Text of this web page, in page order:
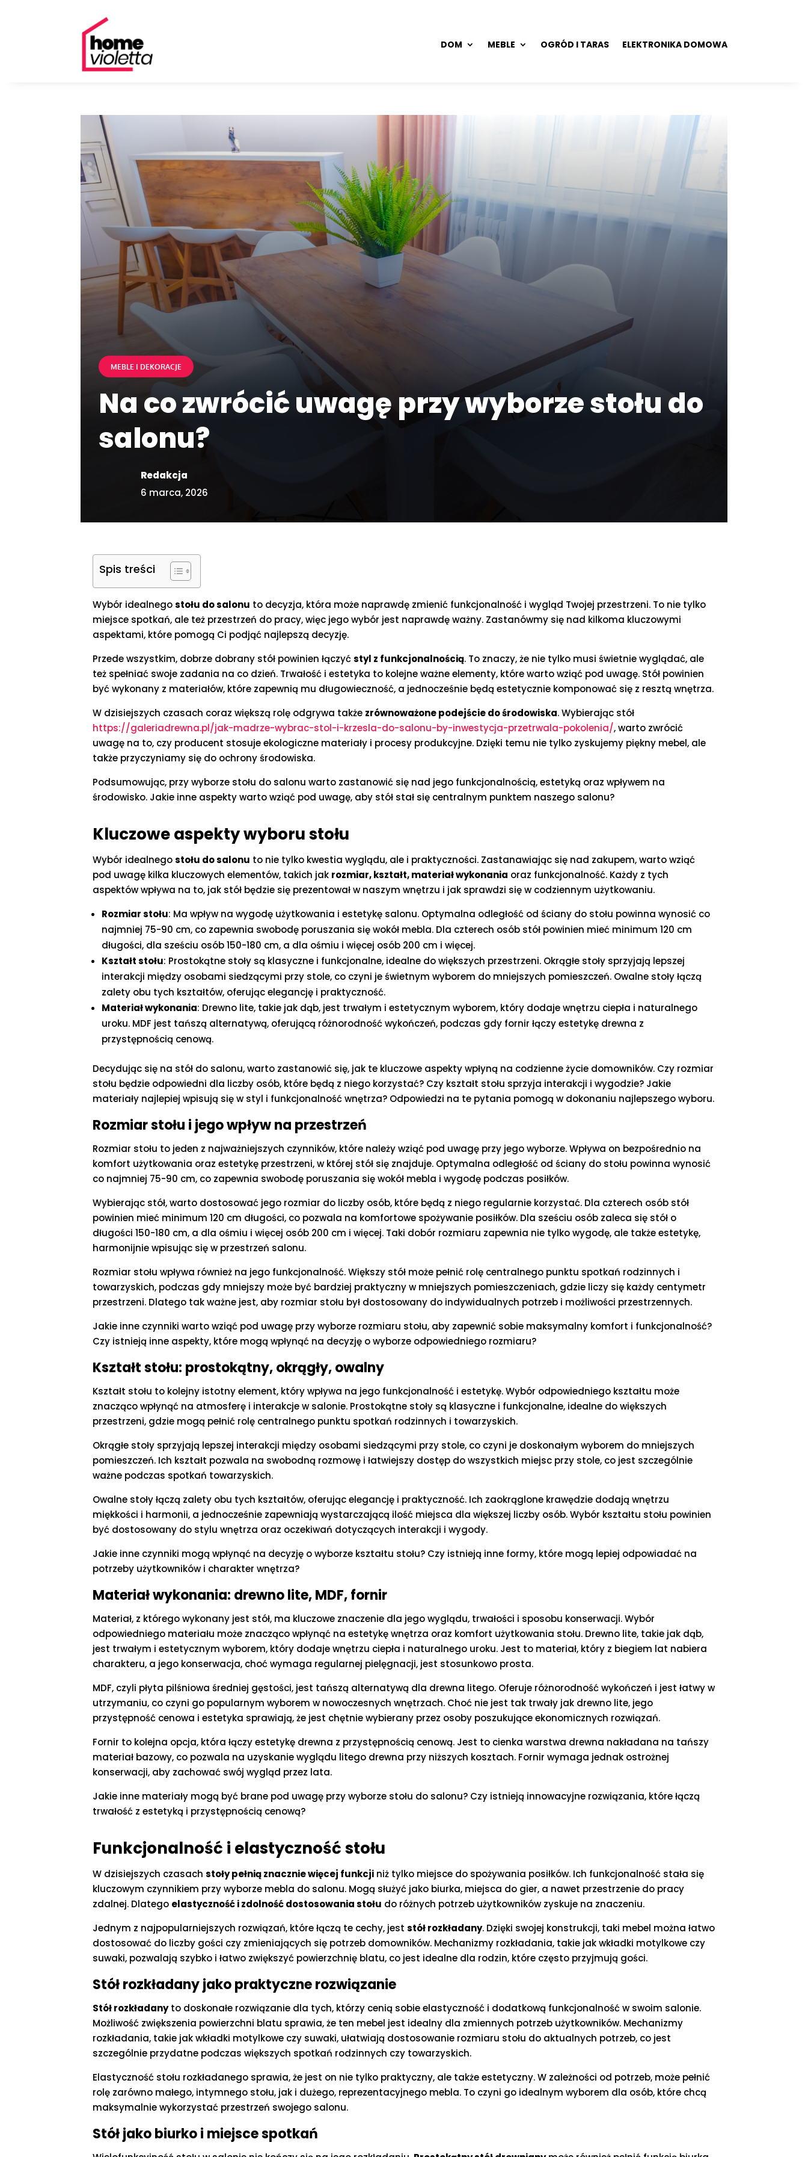
DOM MEBLE OGRÓD I TARAS ELEKTRONIKA DOMOWA
MEBLE I DEKORACJE
Na co zwrócić uwagę przy wyborze stołu do
salonu?
Redakcja
6 marca, 2026
Spis treści
Wybór idealnegostołu do salonu to decyzja, która może naprawdę zmienić funkcjonalność i wygląd Twojej przestrzeni. To nie tylko
miejsce spotkań, ale też przestrzeń do pracy, więc jego wybór jest naprawdę ważny. Zastanówmy się nad kilkoma kluczowymi
aspektami, które pomogą Ci podjąć najlepszą decyzję.
Przede wszystkim, dobrze dobrany stół powinien łączyćstyl z funkcjonalnością. To znaczy, że nie tylko musi świetnie wyglądać, ale
też spełniać swoje zadania na co dzień. Trwałość i estetyka to kolejne ważne elementy, które warto wziąć pod uwagę. Stół powinien
być wykonany z materiałów, które zapewnią mu długowieczność, a jednocześnie będą estetycznie komponować się z resztą wnętrza.
W dzisiejszych czasach coraz większą rolę odgrywa także zrównoważone podejście do środowiska. Wybierając stół
https://galeriadrewna.pl/jak-madrze-wybrac-stol-i-krzesla-do-salonu-by-inwestycja-przetrwala-pokolenia/, warto zwrócić
uwagę na to, czy producent stosuje ekologiczne materiały i procesy produkcyjne. Dzięki temu nie tylko zyskujemy piękny mebel, ale
także przyczyniamy się do ochrony środowiska.
Podsumowując, przy wyborze stołu do salonu warto zastanowić się nad jego funkcjonalnością, estetyką oraz wpływem na
środowisko. Jakie inne aspekty warto wziąć pod uwagę, aby stół stał się centralnym punktem naszego salonu?
Kluczowe aspekty wyboru stołu
Wybór idealnegostołu do salonu to nie tylko kwestia wyglądu, ale i praktyczności. Zastanawiając się nad zakupem, warto wziąć
pod uwagę kilka kluczowych elementów, takich jak rozmiar, kształt, materiał wykonania oraz funkcjonalność. Każdy z tych
aspektów wpływa na to, jak stół będzie się prezentował w naszym wnętrzu i jak sprawdzi się w codziennym użytkowaniu.
Rozmiar stołu: Ma wpływ na wygodę użytkowania i estetykę salonu. Optymalna odległość od ściany do stołu powinna wynosić co
najmniej 75-90 cm, co zapewnia swobodę poruszania się wokół mebla. Dla czterech osób stół powinien mieć minimum 120 cm
długości, dla sześciu osób 150-180 cm, a dla ośmiu i więcej osób 200 cm i więcej.
Kształt stołu: Prostokątne stoły są klasyczne i funkcjonalne, idealne do większych przestrzeni. Okrągłe stoły sprzyjają lepszej
interakcji między osobami siedzącymi przy stole, co czyni je świetnym wyborem do mniejszych pomieszczeń. Owalne stoły łączą
zalety obu tych kształtów, oferując elegancję i praktyczność.
Materiał wykonania: Drewno lite, takie jak dąb, jest trwałym i estetycznym wyborem, który dodaje wnętrzu ciepła i naturalnego
uroku. MDF jest tańszą alternatywą, oferującą różnorodność wykończeń, podczas gdy fornir łączy estetykę drewna z
przystępnością cenową.
Decydując się na stół do salonu, warto zastanowić się, jak te kluczowe aspekty wpłyną na codzienne życie domowników. Czy rozmiar
stołu będzie odpowiedni dla liczby osób, które będą z niego korzystać? Czy kształt stołu sprzyja interakcji i wygodzie? Jakie
materiały najlepiej wpisują się w styl i funkcjonalność wnętrza? Odpowiedzi na te pytania pomogą w dokonaniu najlepszego wyboru.
Rozmiar stołu i jego wpływ na przestrzeń
Rozmiar stołu to jeden z najważniejszych czynników, które należy wziąć pod uwagę przy jego wyborze. Wpływa on bezpośrednio na
komfort użytkowania oraz estetykę przestrzeni, w której stół się znajduje. Optymalna odległość od ściany do stołu powinna wynosić
co najmniej 75-90 cm, co zapewnia swobodę poruszania się wokół mebla i wygodę podczas posiłków.
Wybierając stół, warto dostosować jego rozmiar do liczby osób, które będą z niego regularnie korzystać. Dla czterech osób stół
powinien mieć minimum 120 cm długości, co pozwala na komfortowe spożywanie posiłków. Dla sześciu osób zaleca się stół o
długości 150-180 cm, a dla ośmiu i więcej osób 200 cm i więcej. Taki dobór rozmiaru zapewnia nie tylko wygodę, ale także estetykę,
harmonijnie wpisując się w przestrzeń salonu.
Rozmiar stołu wpływa również na jego funkcjonalność. Większy stół może pełnić rolę centralnego punktu spotkań rodzinnych i
towarzyskich, podczas gdy mniejszy może być bardziej praktyczny w mniejszych pomieszczeniach, gdzie liczy się każdy centymetr
przestrzeni. Dlatego tak ważne jest, aby rozmiar stołu był dostosowany do indywidualnych potrzeb i możliwości przestrzennych.
Jakie inne czynniki warto wziąć pod uwagę przy wyborze rozmiaru stołu, aby zapewnić sobie maksymalny komfort i funkcjonalność?
Czy istnieją inne aspekty, które mogą wpłynąć na decyzję o wyborze odpowiedniego rozmiaru?
Kształt stołu: prostokątny, okrągły, owalny
Kształt stołu to kolejny istotny element, który wpływa na jego funkcjonalność i estetykę. Wybór odpowiedniego kształtu może
znacząco wpłynąć na atmosferę i interakcje w salonie. Prostokątne stoły są klasyczne i funkcjonalne, idealne do większych
przestrzeni, gdzie mogą pełnić rolę centralnego punktu spotkań rodzinnych i towarzyskich.
Okrągłe stoły sprzyjają lepszej interakcji między osobami siedzącymi przy stole, co czyni je doskonałym wyborem do mniejszych
pomieszczeń. Ich kształt pozwala na swobodną rozmowę i łatwiejszy dostęp do wszystkich miejsc przy stole, co jest szczególnie
ważne podczas spotkań towarzyskich.
Owalne stoły łączą zalety obu tych kształtów, oferując elegancję i praktyczność. Ich zaokrąglone krawędzie dodają wnętrzu
miękkości i harmonii, a jednocześnie zapewniają wystarczającą ilość miejsca dla większej liczby osób. Wybór kształtu stołu powinien
być dostosowany do stylu wnętrza oraz oczekiwań dotyczących interakcji i wygody.
Jakie inne czynniki mogą wpłynąć na decyzję o wyborze kształtu stołu? Czy istnieją inne formy, które mogą lepiej odpowiadać na
potrzeby użytkowników i charakter wnętrza?
Materiał wykonania: drewno lite, MDF, fornir
Materiał, z którego wykonany jest stół, ma kluczowe znaczenie dla jego wyglądu, trwałości i sposobu konserwacji. Wybór
odpowiedniego materiału może znacząco wpłynąć na estetykę wnętrza oraz komfort użytkowania stołu. Drewno lite, takie jak dąb,
jest trwałym i estetycznym wyborem, który dodaje wnętrzu ciepła i naturalnego uroku. Jest to materiał, który z biegiem lat nabiera
charakteru, a jego konserwacja, choć wymaga regularnej pielęgnacji, jest stosunkowo prosta.
MDF, czyli płyta pilśniowa średniej gęstości, jest tańszą alternatywą dla drewna litego. Oferuje różnorodność wykończeń i jest łatwy w
utrzymaniu, co czyni go popularnym wyborem w nowoczesnych wnętrzach. Choć nie jest tak trwały jak drewno lite, jego
przystępność cenowa i estetyka sprawiają, że jest chętnie wybierany przez osoby poszukujące ekonomicznych rozwiązań.
Fornir to kolejna opcja, która łączy estetykę drewna z przystępnością cenową. Jest to cienka warstwa drewna nakładana na tańszy
materiał bazowy, co pozwala na uzyskanie wyglądu litego drewna przy niższych kosztach. Fornir wymaga jednak ostrożnej
konserwacji, aby zachować swój wygląd przez lata.
Jakie inne materiały mogą być brane pod uwagę przy wyborze stołu do salonu? Czy istnieją innowacyjne rozwiązania, które łączą
trwałość z estetyką i przystępnością cenową?
Funkcjonalność i elastyczność stołu
W dzisiejszych czasachstoły pełnią znacznie więcej funkcji niż tylko miejsce do spożywania posiłków. Ich funkcjonalność stała się
kluczowym czynnikiem przy wyborze mebla do salonu. Mogą służyć jako biurka, miejsca do gier, a nawet przestrzenie do pracy
zdalnej. Dlatego elastyczność i zdolność dostosowania stołu do różnych potrzeb użytkowników zyskuje na znaczeniu.
Jednym z najpopularniejszych rozwiązań, które łączą te cechy, jeststół rozkładany. Dzięki swojej konstrukcji, taki mebel można łatwo
dostosować do liczby gości czy zmieniających się potrzeb domowników. Mechanizmy rozkładania, takie jak wkładki motylkowe czy
suwaki, pozwalają szybko i łatwo zwiększyć powierzchnię blatu, co jest idealne dla rodzin, które często przyjmują gości.
Stół rozkładany jako praktyczne rozwiązanie
Stół rozkładanyto doskonałe rozwiązanie dla tych, którzy cenią sobie elastyczność i dodatkową funkcjonalność w swoim salonie.
Możliwość zwiększenia powierzchni blatu sprawia, że ten mebel jest idealny dla zmiennych potrzeb użytkowników. Mechanizmy
rozkładania, takie jak wkładki motylkowe czy suwaki, ułatwiają dostosowanie rozmiaru stołu do aktualnych potrzeb, co jest
szczególnie przydatne podczas większych spotkań rodzinnych czy towarzyskich.
Elastyczność stołu rozkładanego sprawia, że jest on nie tylko praktyczny, ale także estetyczny. W zależności od potrzeb, może pełnić
rolę zarówno małego, intymnego stołu, jak i dużego, reprezentacyjnego mebla. To czyni go idealnym wyborem dla osób, które chcą
maksymalnie wykorzystać przestrzeń swojego salonu.
Stół jako biurko i miejsce spotkań